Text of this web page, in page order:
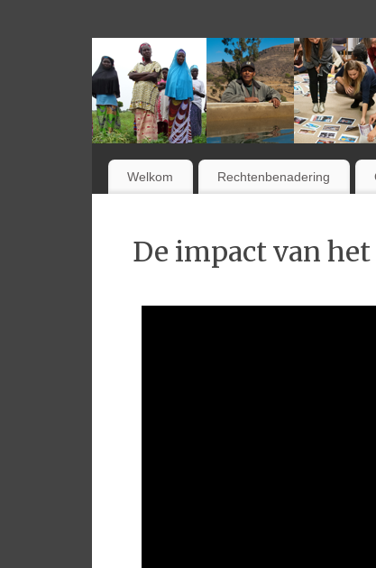
Welkom Rechtenbenadering
De impact van